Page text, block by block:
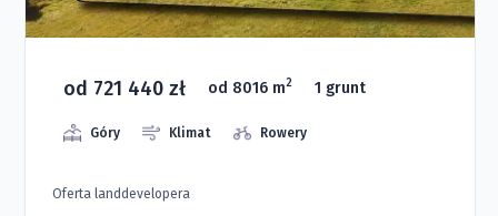
od 721 440 zł od 8016 m2 1 grunt
Góry Klimat Rowery
Oferta landdevelopera